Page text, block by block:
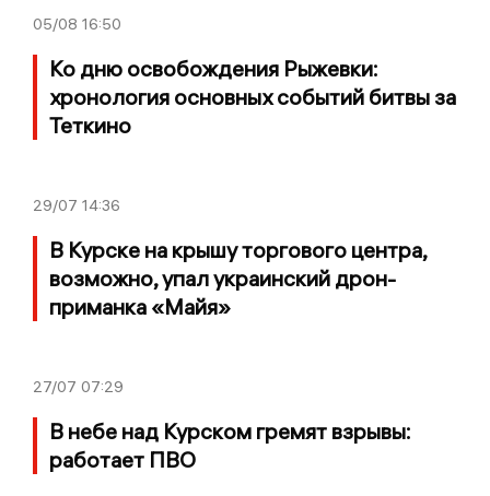
05/08 16:50
Ко дню освобождения Рыжевки:
хронология основных событий битвы за
Теткино
29/07 14:36
В Курске на крышу торгового центра,
возможно, упал украинский дрон-
приманка «Майя»
27/07 07:29
В небе над Курском гремят взрывы:
работает ПВО